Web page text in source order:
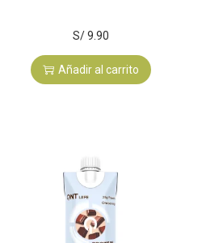
S/9.90
Añadir al carrito